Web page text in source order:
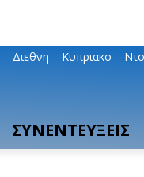
Διεθνη Κυπριακο
ΣΥΝΕΝΤΕΥΞΕΙΣ